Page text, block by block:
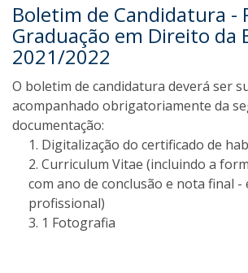
Boletim de Candidatura -
Graduação em Direito da
2021/2022
O boletim de candidatura deverá ser
acompanhado obrigatoriamente da
documentação:
Digitalização do certificado de
Curriculum Vitae (incluindo a
com ano de conclusão e nota final -
profissional)
1 Fotografia